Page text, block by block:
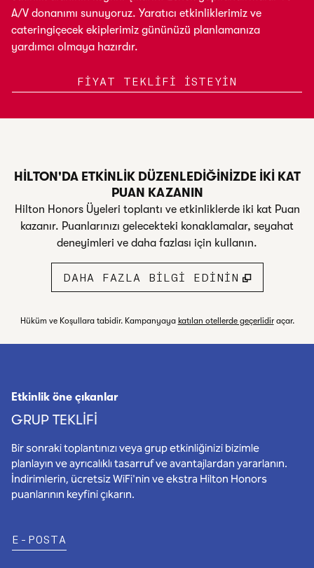
A/V donanımı sunuyoruz. Yaratıcı etkinliklerimiz ve
cateringiçecek ekiplerimiz gününüzü planlamanıza
yardımcı olmaya hazırdır.
FIYAT TEKLIFI ISTEYIN
HILTON'DA ETKINLIK DÜZENLEDIĞINIZDE IKI KAT
PUAN KAZANIN
Hilton Honors Üyeleri toplantı ve etkinliklerde iki kat Puan
kazanır. Puanlarınızı gelecekteki konaklamalar, seyahat
deneyimleri ve daha fazlası için kullanın.
DAHA FAZLA BILGI EDININ
Hüküm ve Koşullara tabidir. Kampanyaya katılan otellerde geçerlidir,Dünya
açar.
Etkinlik öne çıkanlar
GRUP TEKLIFI
Bir sonraki toplantınızı veya grup etkinliğinizi bizimle
planlayın ve ayrıcalıklı tasarruf ve avantajlardan yararlanın.
İndirimlerin, ücretsiz WiFi'nin ve ekstra Hilton Honors
puanlarının keyfini çıkarın.
E -POSTA